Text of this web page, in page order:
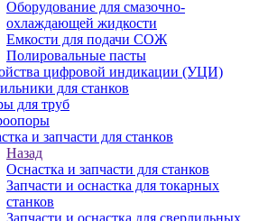
Оборудование для смазочно-
охлаждающей жидкости
Емкости для подачи СОЖ
Полировальные пасты
цифровой индикации (УЦИ)
для станков
для труб
и запчасти для станков
Назад
Оснастка и запчасти для станков
Запчасти и оснастка для токарных
станков
Запчасти и оснастка для сверлильных